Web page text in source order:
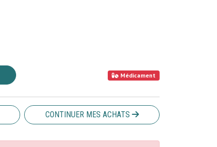
Médicament
CONTINUER MES ACHATS